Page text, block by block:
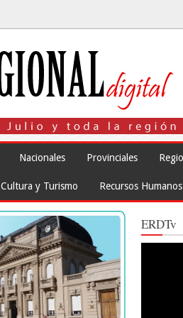
Nacionales Provinciales
Cultura y Turismo Recursos Humanos
ERDTv